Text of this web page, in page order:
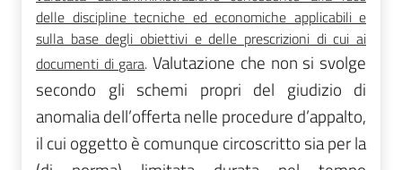
delle discipline tecniche ed economiche applicabili e
sulla base degli obiettivi e delle prescrizioni di cui ai
documenti di gara.Valutazione che non si svolge
secondo gli schemi propri del giudizio di
anomalia dell’offerta nelle procedure d’appalto,
il cui oggetto è comunque circoscritto sia per la